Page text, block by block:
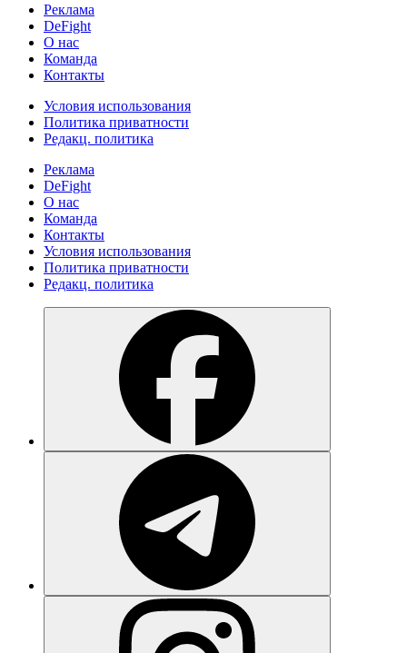
Реклама
DeFight
О нас
Команда
Контакты
Условия использования
Политика приватности
Редакц. политика
Реклама
DeFight
О нас
Команда
Контакты
Условия использования
Политика приватности
Редакц. политика